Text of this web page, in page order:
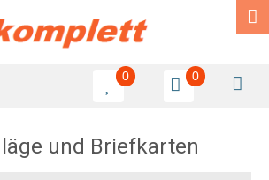
0
0
und Briefkarten